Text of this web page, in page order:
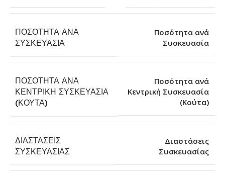
ΠΟΣΌΤΗΤΑ ΑΝΆ
ΣΥΣΚΕΥΑΣΊΑ
Ποσότητα ανά
Συσκευασία
ΠΟΣΌΤΗΤΑ ΑΝΆ
ΚΕΝΤΡΙΚΉ ΣΥΣΚΕΥΑΣΊΑ
(ΚΟΎΤΑ)
Ποσότητα ανά
Κεντρική Συσκευασία
(Κούτα)
ΔΙΑΣΤΆΣΕΙΣ
ΣΥΣΚΕΥΑΣΊΑΣ
Διαστάσεις
Συσκευασίας